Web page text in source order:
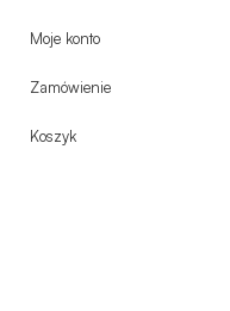
Moje konto
Zamówienie
Koszyk